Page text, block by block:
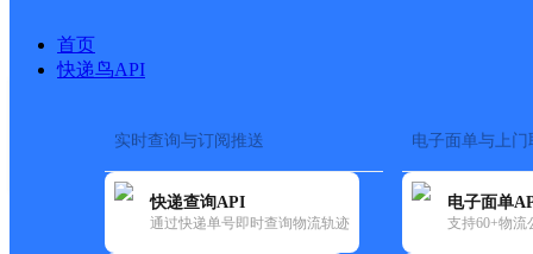
首页
快递鸟API
实时查询与订阅推送
快递查询API
通过快递单号即时查询物流轨迹
电子面单与上门
电子面单
支持60+物流
快递大全> 快递网